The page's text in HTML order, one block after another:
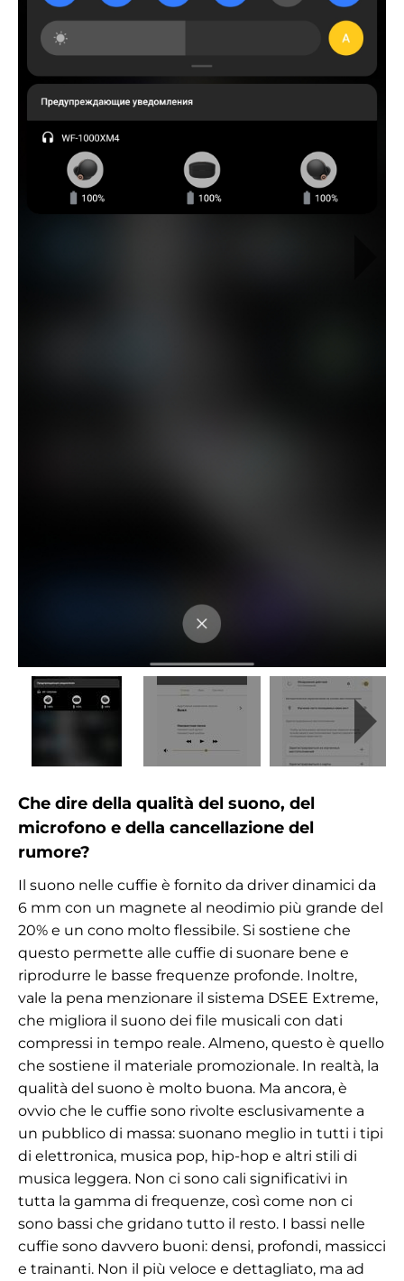
Che dire della qualità del suono, del
microfono e della cancellazione del
rumore?
Il suono nelle cuffie è fornito da driver dinamici da
6 mm con un magnete al neodimio più grande del
20% e un cono molto flessibile. Si sostiene che
questo permette alle cuffie di suonare bene e
riprodurre le basse frequenze profonde. Inoltre,
vale la pena menzionare il sistema DSEE Extreme,
che migliora il suono dei file musicali con dati
compressi in tempo reale. Almeno, questo è quello
che sostiene il materiale promozionale. In realtà, la
qualità del suono è molto buona. Ma ancora, è
ovvio che le cuffie sono rivolte esclusivamente a
un pubblico di massa: suonano meglio in tutti i tipi
di elettronica, musica pop, hip-hop e altri stili di
musica leggera. Non ci sono cali significativi in
tutta la gamma di frequenze, così come non ci
sono bassi che gridano tutto il resto. I bassi nelle
cuffie sono davvero buoni: densi, profondi, massicci
e trainanti. Non il più veloce e dettagliato, ma ad